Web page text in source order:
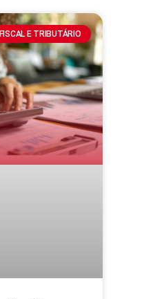
FISCAL E TRIBUTÁRIO